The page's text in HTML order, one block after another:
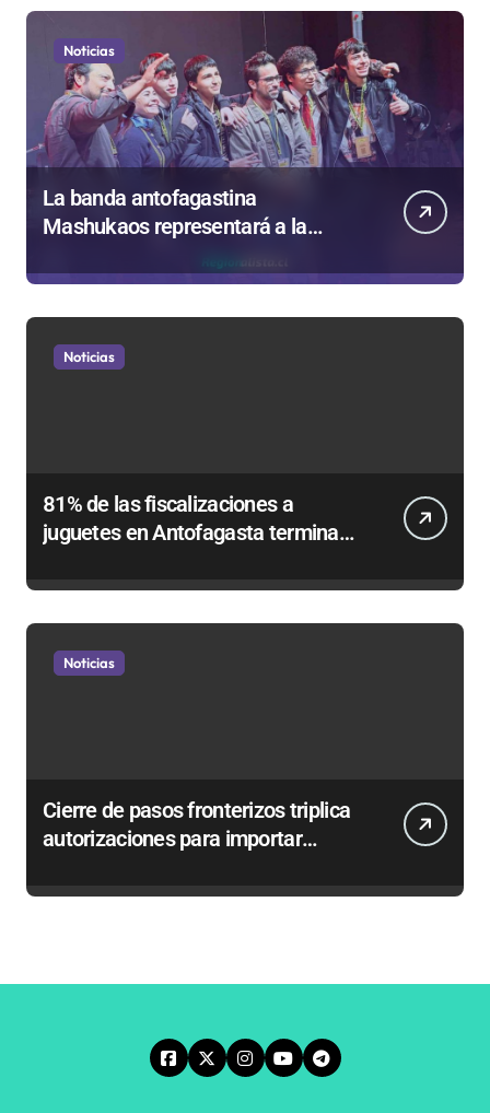
Noticias
La banda antofagastina
Mashukaos representará a la
de Valparaíso
Noticias
81% de las fiscalizaciones a
juguetes en Antofagasta termina
Noticias
Cierre de pasos fronterizos triplica
autorizaciones para importar